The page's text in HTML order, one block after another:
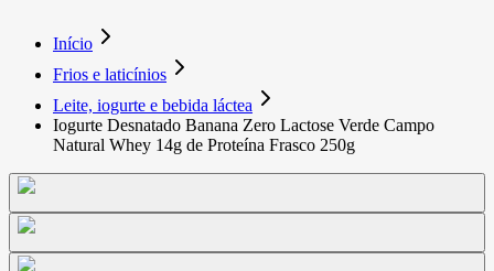
Início
Frios e laticínios
Leite, iogurte e bebida láctea
Iogurte Desnatado Banana Zero Lactose Verde Campo
Natural Whey 14g de Proteína Frasco 250g